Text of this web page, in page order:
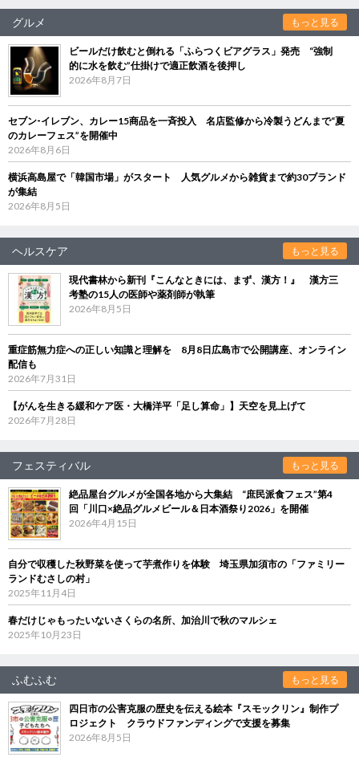
グルメ もっと見る
ビールだけ飲むと倒れる「ふらつくビアグラス」発売 “強制
的に水を飲む”仕掛けで適正飲酒を後押し
2026年8月7日
セブン‐イレブン、カレー15商品を一斉投入 名店監修から冷製うどんまで“夏
のカレーフェス”を開催中
2026年8月6日
横浜高島屋で「韓国市場」がスタート 人気グルメから雑貨まで約30ブランド
が集結
2026年8月5日
ヘルスケア もっと見る
現代書林から新刊『こんなときには、まず、漢方！』 漢方三
考塾の15人の医師や薬剤師が執筆
2026年8月5日
重症筋無力症への正しい知識と理解を 8月8日広島市で公開講座、オンライン
配信も
2026年7月31日
【がんを生きる緩和ケア医・大橋洋平「足し算命」】天空を見上げて
2026年7月28日
フェスティバル もっと見る
絶品屋台グルメが全国各地から大集結 “庶民派食フェス”第4
回「川口×絶品グルメビール＆日本酒祭り2026」を開催
2026年4月15日
自分で収穫した秋野菜を使って芋煮作りを体験 埼玉県加須市の「ファミリー
ランドむさしの村」
2025年11月4日
春だけじゃもったいないさくらの名所、加治川で秋のマルシェ
2025年10月23日
ふむふむ もっと見る
四日市の公害克服の歴史を伝える絵本『スモックリン』制作プ
ロジェクト クラウドファンディングで支援を募集
2026年8月5日